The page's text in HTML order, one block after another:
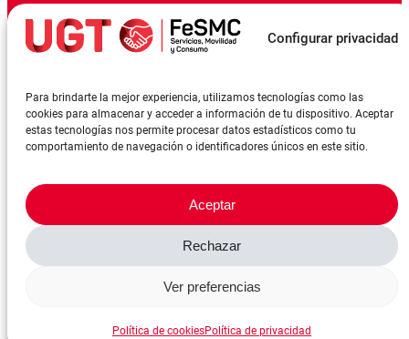
Configurar privacidad
Para brindarte la mejor experiencia, utilizamos tecnologías como las
cookies para almacenar y acceder a información de tu dispositivo. Aceptar
estas tecnologías nos permite procesar datos estadísticos como tu
comportamiento de navegación o identificadores únicos en este sitio.
Aceptar
Rechazar
Ver preferencias
Política de cookiesPolítica de privacidad
Marítimo-Portuario
©FeSMCUGT 2024